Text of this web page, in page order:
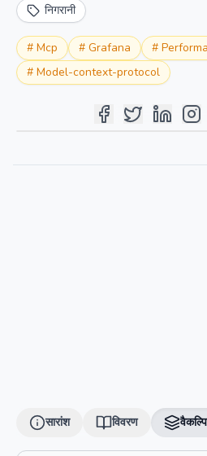
निगरानी
# Mcp # Grafana #
# Model-context-protocol
सारांश विवरण